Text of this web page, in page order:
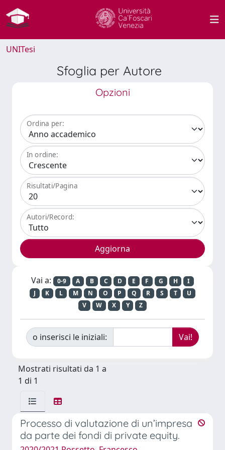
UNITesi
Sfoglia per Autore
Opzioni
Ordina per:
In ordine:
Risultati/Pagina
Autori/Record:
Vai a: 0-9 A B C D E F G H
I
J
K L M N O P Q R S T
U
V
W X Y Z
o inserisci le iniziali:
Mostrati risultati da 1 a
1 di 1
Processo di valutazione di un’impresa
da parte dei fondi di private equity.